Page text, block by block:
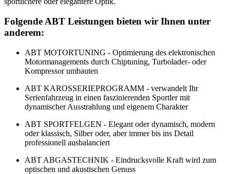
Folgende ABT Leistungen bieten wir Ihnen unter
anderem:
ABT MOTORTUNING - Optimierung des elektronischen
Motormanagements durch Chiptuning, Turbolader- oder
Kompressor umbauten
ABT KAROSSERIEPROGRAMM - verwandelt Ihr
Serienfahrzeug in einen faszinierenden Sportler mit
dynamischer Ausstrahlung und eigenem Charakter
ABT SPORTFELGEN - Elegant oder dynamisch, modern
oder klassisch, Silber oder, aber immer bis ins Detail
professionell ausbalanciert
ABT ABGASTECHNIK - Eindrucksvolle Kraft wird zum
optischen und akustischen Genuss